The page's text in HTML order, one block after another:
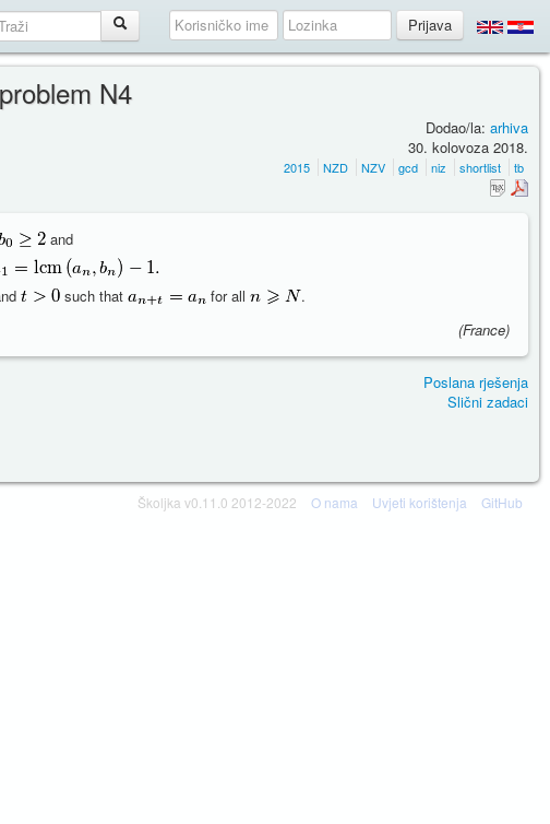
N4
Dodao/la: arhiva
30. kolovoza 2018.
2015 NZD NZV gcd niz shortlist tb
and
such that for all
.
(France)
Poslana rješenja
Slični zadaci
Školjka v0.11.0 2012-2022 O nama Uvjeti korištenja GitHub